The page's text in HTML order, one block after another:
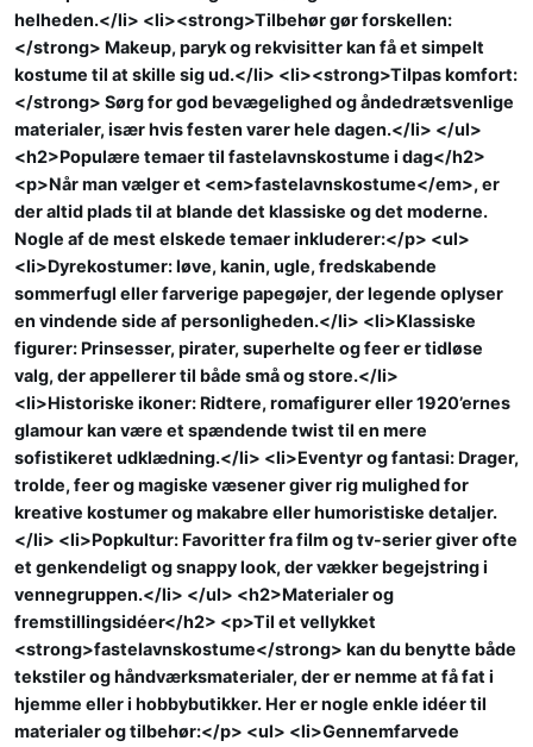
helheden.</li> <li><strong>Tilbehør gør forskellen:
</strong> Makeup, paryk og rekvisitter kan få et simpelt
kostume til at skille sig ud.</li> <li><strong>Tilpas komfort:
</strong> Sørg for god bevægelighed og åndedrætsvenlige
materialer, især hvis festen varer hele dagen.</li> </ul>
<h2>Populære temaer til fastelavnskostume i dag</h2>
<p>Når man vælger et <em>fastelavnskostume</em>, er
der altid plads til at blande det klassiske og det moderne.
Nogle af de mest elskede temaer inkluderer:</p> <ul>
<li>Dyrekostumer: løve, kanin, ugle, fredskabende
sommerfugl eller farverige papegøjer, der legende oplyser
en vindende side af personligheden.</li> <li>Klassiske
figurer: Prinsesser, pirater, superhelte og feer er tidløse
valg, der appellerer til både små og store.</li>
<li>Historiske ikoner: Ridtere, romafigurer eller 1920’ernes
glamour kan være et spændende twist til en mere
sofistikeret udklædning.</li> <li>Eventyr og fantasi: Drager,
trolde, feer og magiske væsener giver rig mulighed for
kreative kostumer og makabre eller humoristiske detaljer.
</li> <li>Popkultur: Favoritter fra film og tv-serier giver ofte
et genkendeligt og snappy look, der vækker begejstring i
vennegruppen.</li> </ul> <h2>Materialer og
fremstillingsidéer</h2> <p>Til et vellykket
<strong>fastelavnskostume</strong> kan du benytte både
tekstiler og håndværksmaterialer, der er nemme at få fat i
hjemme eller i hobbybutikker. Her er nogle enkle idéer til
materialer og tilbehør:</p> <ul> <li>Gennemfarvede